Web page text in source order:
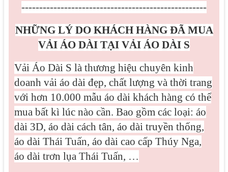
----------------------------------------------------
NHỮNG LÝ DO KHÁCH HÀNG ĐÃ MUA
VẢI ÁO DÀI TẠI VẢI ÁO DÀI S
Vải Áo Dài S là thương hiệu chuyên kinh
doanh vải áo dài đẹp, chất lượng và thời trang
với hơn 10.000 mẫu áo dài khách hàng có thể
mua bất kì lúc nào cần. Bao gồm các loại: áo
dài 3D, áo dài cách tân, áo dài truyền thống,
áo dài Thái Tuấn, áo dài cao cấp Thúy Nga,
áo dài trơn lụa Thái Tuấn, …